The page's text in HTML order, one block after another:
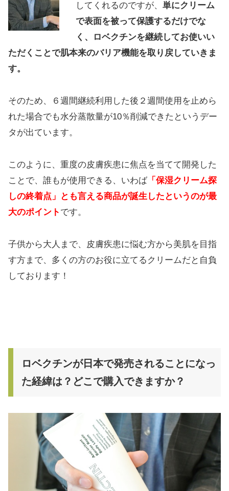
してくれるのですが、 単にクリーム
で表面を被って保護するだけでな
く、ロベクチンを継続してお使いい
ただくことで肌本来のバリア機能を取り戻していきま
す。
そのため、６週間継続利用した後２週間使用を止めら
れた場合でも水分蒸散量が10％削減できたというデー
タが出ています。
このように、重度の皮膚疾患に焦点を当てて開発した
ことで、誰もが使用できる、いわば「保湿クリーム探
しの終着点」とも言える商品が誕生したというのが最
大のポイント です。
子供から大人まで、皮膚疾患に悩む方から美肌を目指
す方まで、多くの方のお役に立てるクリームだと自負
しております！
ロベクチンが日本で発売されることになっ
た経緯は？どこで購入できますか？